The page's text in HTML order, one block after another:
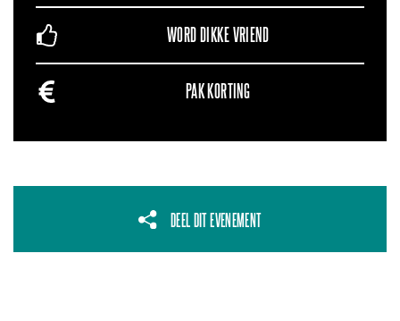
WORD DIKKE VRIEND
PAK KORTING
DEEL DIT EVENEMENT